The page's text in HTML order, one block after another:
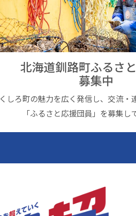
北海道釧路町ふるさ
募集中
くしろ町の魅⼒を広く発信し、交流・
「ふるさと応援団員」を募集し